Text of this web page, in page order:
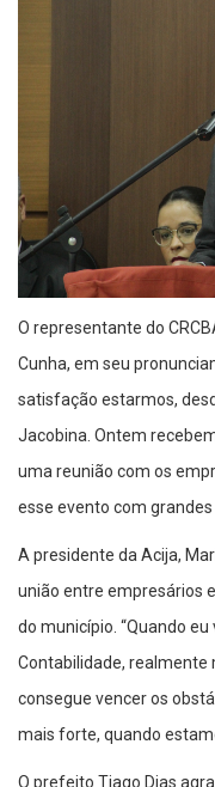
O representante do
Cunha, em seu
satisfação estarmos,
Jacobina. Ontem
uma reunião com os
esse evento com grandes
A presidente da Acija,
união entre empresários
do município. “Quando
Contabilidade, realmente
consegue vencer os
mais forte, quando
O prefeito Tiago Dias